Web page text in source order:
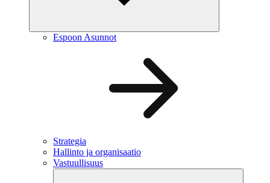
Espoon Asunnot
Strategia
Hallinto ja organisaatio
Vastuullisuus